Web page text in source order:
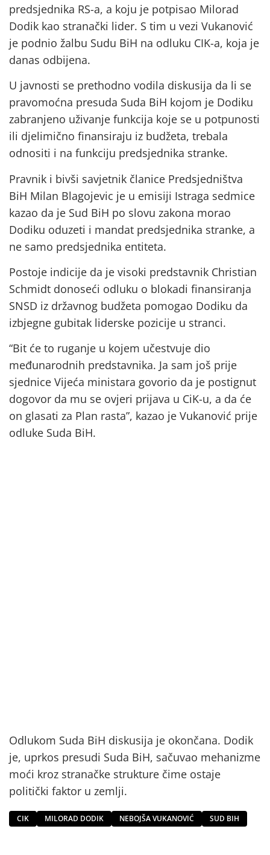
predsjednika RS-a, a koju je potpisao Milorad
Dodik kao stranački lider. S tim u vezi Vukanović
je podnio žalbu Sudu BiH na odluku CIK-a, koja je
danas odbijena.
U javnosti se prethodno vodila diskusija da li se
pravomoćna presuda Suda BiH kojom je Dodiku
zabranjeno uživanje funkcija koje se u potpunosti
ili djelimično finansiraju iz budžeta, trebala
odnositi i na funkciju predsjednika stranke.
Pravnik i bivši savjetnik članice Predsjedništva
BiH Milan Blagojevic je u emisiji Istraga sedmice
kazao da je Sud BiH po slovu zakona morao
Dodiku oduzeti i mandat predsjednika stranke, a
ne samo predsjednika entiteta.
Postoje indicije da je visoki predstavnik Christian
Schmidt donoseći odluku o blokadi finansiranja
SNSD iz državnog budžeta pomogao Dodiku da
izbjegne gubitak liderske pozicije u stranci.
“Bit će to ruganje u kojem učestvuje dio
međunarodnih predstavnika. Ja sam još prije
sjednice Vijeća ministara govorio da je postignut
dogovor da mu se ovjeri prijava u CiK-u, a da će
on glasati za Plan rasta”, kazao je Vukanović prije
odluke Suda BiH.
Odlukom Suda BiH diskusija je okončana. Dodik
je, uprkos presudi Suda BiH, sačuvao mehanizme
moći kroz stranačke strukture čime ostaje
politički faktor u zemlji.
CIK MILORAD DODIK NEBOJŠA VUKANOVIĆ SUD BIH